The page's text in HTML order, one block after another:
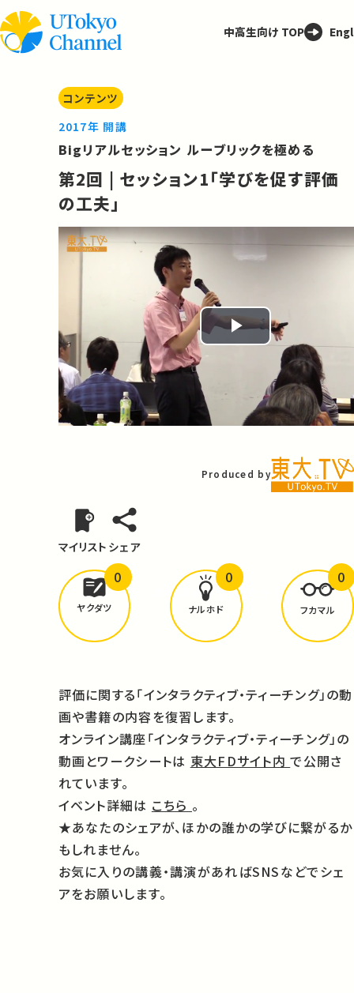
中高生向け TOP
コンテンツ
2017年 開講
Bigリアルセッション ルーブリックを極める
第2回 | セッション1「学びを促す評価
の工夫」
Play
Video
Produced by
マイリスト シェア
どんな学びがありましたか？
ヤクダツ
0
ナルホド
0
フカマル
0
評価に関する「インタラクティブ・ティーチング」の動
画や書籍の内容を復習します。
オンライン講座「インタラクティブ・ティーチング」の
動画とワークシートは 東大FDサイト内で公開さ
れています。
イベント詳細は こちら 。
★あなたのシェアが、ほかの誰かの学びに繋がるか
もしれません。
お気に入りの講義・講演があればSNSなどでシェ
アをお願いします。